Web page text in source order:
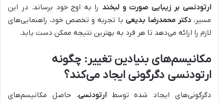
ارتودنسی بر زیبایی صورت و لبخندرا به اوج خود برساند. در این
مسیر، دکتر محمدرضا بدیعی با تجربه و تخصص خود، راهنمایی‌های
لازم را ارائه می‌دهد تا هر فرد به بهترین نتیجه ممکن دست یابد.
مکانیسم‌های بنیادین تغییر: چگونه
ارتودنسی دگرگونی ایجاد می‌کند؟
دگرگونی‌های ایجاد شده توسطارتودنسی، حاصل مکانیسم‌های